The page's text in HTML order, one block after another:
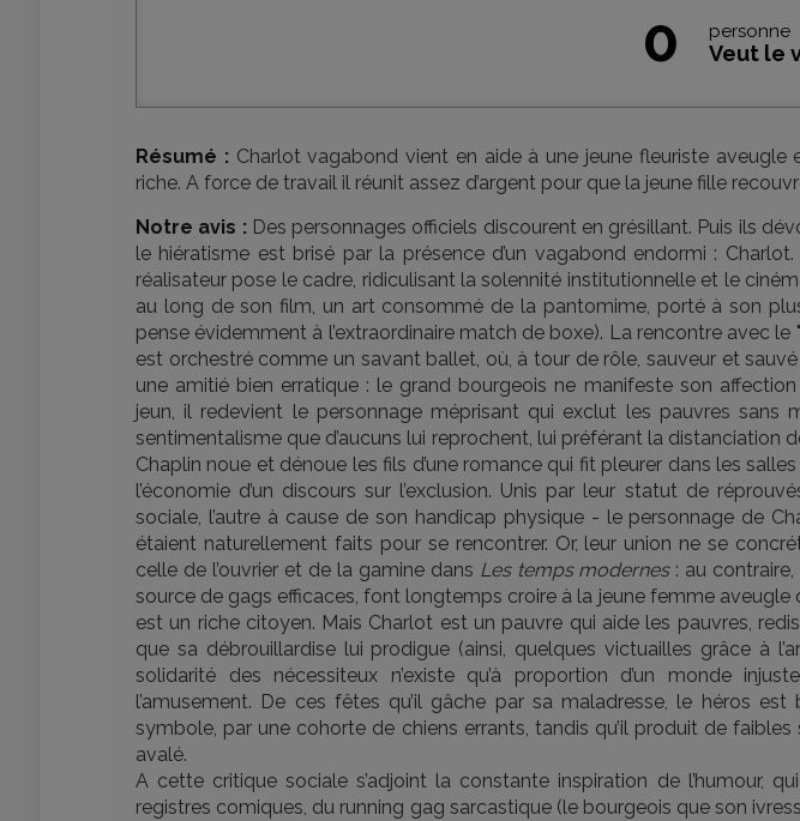
0 personne
Veut le
Résumé : Charlot vagabond vient en aide à une jeune fleuriste
riche. A force de travail il réunit assez d’argent pour que la jeune fille
Notre avis : Des personnages officiels discourent en grésillant. Puis ils
le hiératisme est brisé par la présence d’un vagabond endormi :
réalisateur pose le cadre, ridiculisant la solennité institutionnelle et le
au long de son film, un art consommé de la pantomime, porté à son
pense évidemment à l’extraordinaire match de boxe). La rencontre avec
est orchestré comme un savant ballet, où, à tour de rôle, sauveur et
une amitié bien erratique : le grand bourgeois ne manifeste son affection
jeun, il redevient le personnage méprisant qui exclut les pauvres sans
sentimentalisme que d’aucuns lui reprochent, lui préférant la distanciation
Chaplin noue et dénoue les fils d’une romance qui fit pleurer dans les
l’économie d’un discours sur l’exclusion. Unis par leur statut de
sociale, l’autre à cause de son handicap physique - le personnage de
étaient naturellement faits pour se rencontrer. Or, leur union ne se
celle de l’ouvrier et de la gamine dans Les temps modernes: au
source de gags efficaces, font longtemps croire à la jeune femme aveugle
est un riche citoyen. Mais Charlot est un pauvre qui aide les pauvres,
que sa débrouillardise lui prodigue (ainsi, quelques victuailles grâce à
solidarité des nécessiteux n’existe qu’à proportion d’un monde
l’amusement. De ces fêtes qu’il gâche par sa maladresse, le héros
symbole, par une cohorte de chiens errants, tandis qu’il produit de faibles
avalé.
A cette critique sociale s’adjoint la constante inspiration de l’humour,
registres comiques, du running gag sarcastique (le bourgeois que son